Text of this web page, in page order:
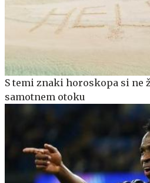
S temi znaki horoskopa si ne
samotnem otoku